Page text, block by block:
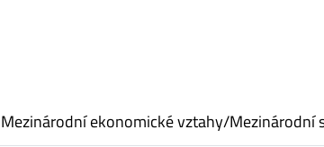
Mezinárodní ekonomické vztahy/Mezinárodní